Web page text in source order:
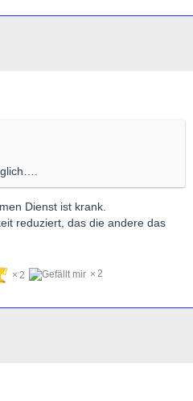
Dienst ist krank.
reduziert, das die andere das
2 2